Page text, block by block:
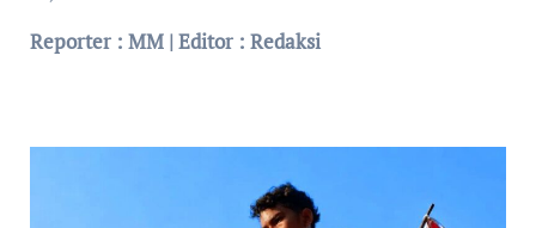
Reporter : MM | Editor : Redaksi